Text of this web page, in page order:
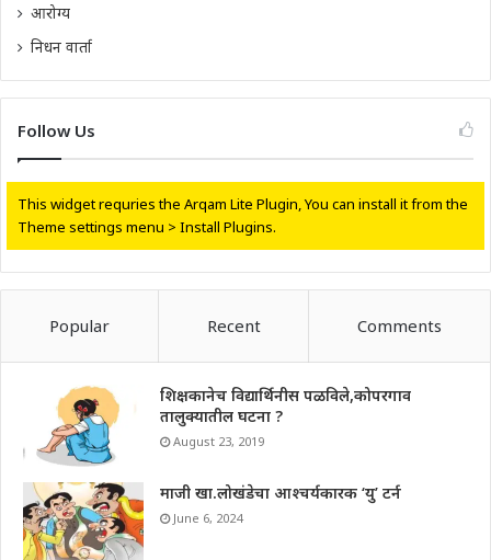
आरोग्य
निधन वार्ता
Follow Us
This widget requries the Arqam Lite Plugin, You can install it from the
Theme settings menu > Install Plugins.
Popular Recent Comments
शिक्षकानेच विद्यार्थिनीस पळविले,कोपरगाव
तालुक्यातील घटना ?
August 23, 2019
माजी खा.लोखंडेचा आश्चर्यकारक ‘यु’ टर्न
June 6, 2024